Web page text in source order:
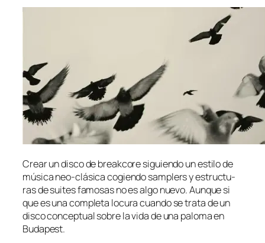
Crear un dis­co de break­co­re si­guien­do un es­ti­lo de
mú­si­ca neo-clásica co­gien­do sam­plers y es­truc­tu­
ras de sui­tes fa­mo­sas no es al­go nue­vo. Aunque si
que es una com­ple­ta lo­cu­ra cuan­do se tra­ta de un
dis­co con­cep­tual so­bre la vi­da de una pa­lo­ma en
Budapest.